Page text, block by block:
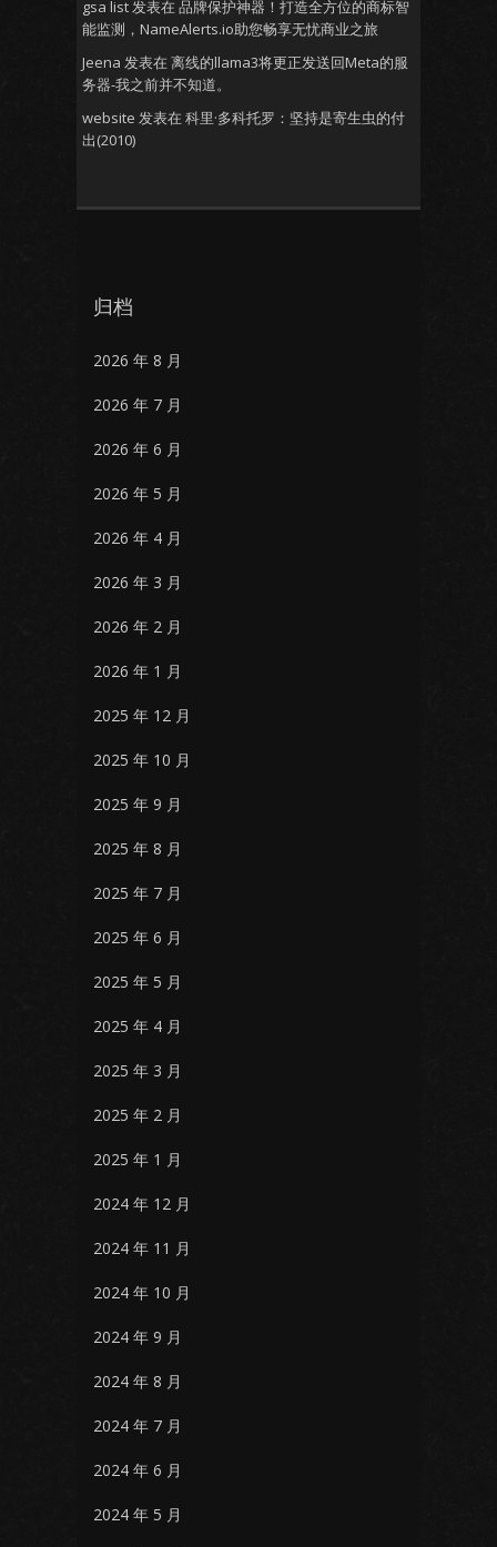
gsa list发表在 品牌保护神器！打造全方位的商标智
能监测，NameAlerts.io助您畅享无忧商业之旅
Jeena 发表在 离线的llama3将更正发送回Meta的服
务器-我之前并不知道。
website 发表在 科里·多科托罗：坚持是寄生虫的付
出(2010)
归档
2026 年 8 月
2026 年 7 月
2026 年 6 月
2026 年 5 月
2026 年 4 月
2026 年 3 月
2026 年 2 月
2026 年 1 月
2025 年 12 月
2025 年 10 月
2025 年 9 月
2025 年 8 月
2025 年 7 月
2025 年 6 月
2025 年 5 月
2025 年 4 月
2025 年 3 月
2025 年 2 月
2025 年 1 月
2024 年 12 月
2024 年 11 月
2024 年 10 月
2024 年 9 月
2024 年 8 月
2024 年 7 月
2024 年 6 月
2024 年 5 月